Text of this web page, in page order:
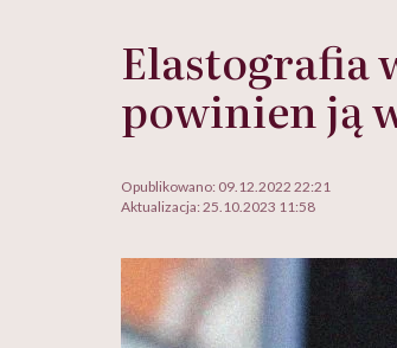
Elastografia
powinien ją
Opublikowano: 09.12.2022 22:21
Aktualizacja: 25.10.2023 11:58